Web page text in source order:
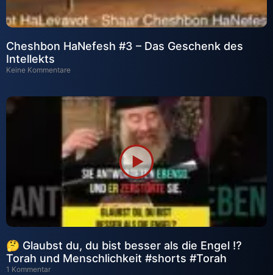
Cheshbon HaNefesh #3 – Das Geschenk des
Intellekts
Keine Kommentare
🤔 Glaubst du, du bist besser als die Engel ⁉️
Torah und Menschlichkeit #shorts #Torah
1 Kommentar